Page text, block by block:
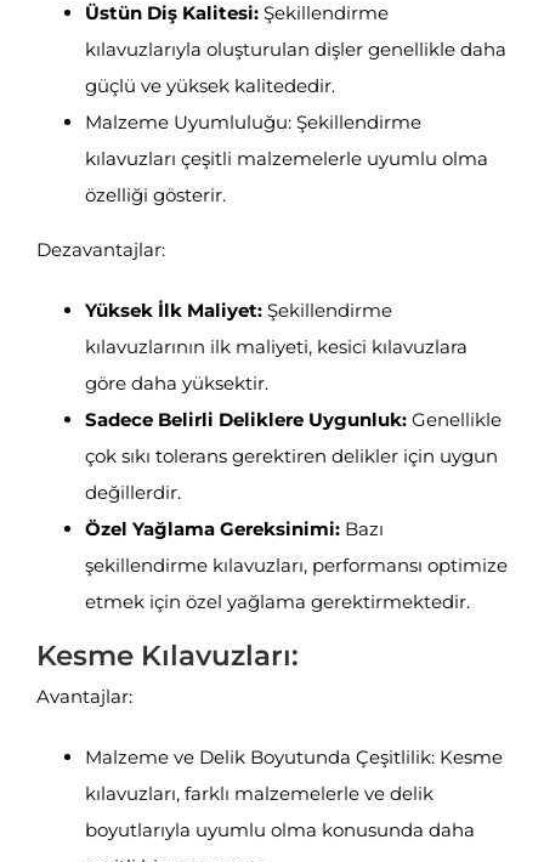
Üstün Diş Kalitesi:Şekillendirme
kılavuzlarıyla oluşturulan dişler genellikle daha
güçlü ve yüksek kalitededir.
Malzeme Uyumluluğu: Şekillendirme
kılavuzları çeşitli malzemelerle uyumlu olma
özelliği gösterir.
Dezavantajlar:
Yüksek İlk Maliyet:Şekillendirme
kılavuzlarının ilk maliyeti, kesici kılavuzlara
göre daha yüksektir.
Sadece Belirli Deliklere Uygunluk:Genellikle
çok sıkı tolerans gerektiren delikler için uygun
değillerdir.
Özel Yağlama Gereksinimi:Bazı
şekillendirme kılavuzları, performansı optimize
etmek için özel yağlama gerektirmektedir.
Kesme Kılavuzları:
Avantajlar:
Malzeme ve Delik Boyutunda Çeşitlilik: Kesme
kılavuzları, farklı malzemelerle ve delik
boyutlarıyla uyumlu olma konusunda daha